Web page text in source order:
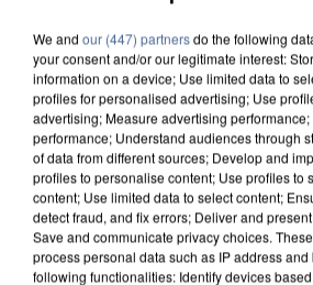
We and our (447) partnersdo the following
your consent and/or our legitimate interest:
information on a device; Use limited data to
profiles for personalised advertising; Use
advertising; Measure advertising
performance; Understand audiences through
of data from different sources; Develop and
profiles to personalise content; Use profiles to
content; Use limited data to select content;
detect fraud, and fix errors; Deliver and
Save and communicate privacy choices.
process personal data such as IP address
following functionalities: Identify devices